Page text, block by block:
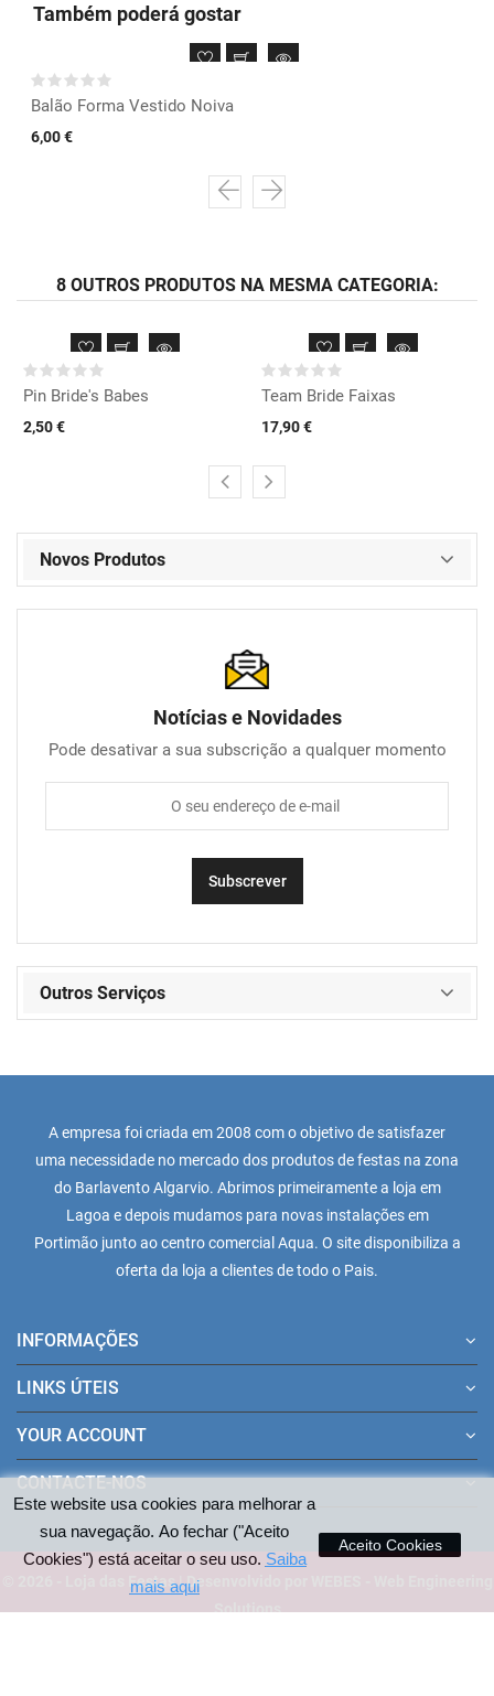
Este website usa cookies para melhorar a
sua navegação. Ao fechar ("Aceito
Cookies") está aceitar o seu uso. Saiba
mais aqui
Aceito Cookies
Também poderá gostar
Balão Forma Vestido Noiva
6,00 €
8 OUTROS PRODUTOS NA MESMA CATEGORIA:
Pin Bride's Babes
2,50 €
Team Bride Faixas
17,90 €
Novos Produtos
Notícias e Novidades
Pode desativar a sua subscrição a qualquer momento
Outros Serviços
A empresa foi criada em 2008 com o objetivo de satisfazer
uma necessidade no mercado dos produtos de festas na zona
do Barlavento Algarvio. Abrimos primeiramente a loja em
Lagoa e depois mudamos para novas instalações em
Portimão junto ao centro comercial Aqua. O site disponibiliza a
oferta da loja a clientes de todo o Pais.
INFORMAÇÕES
LINKS ÚTEIS
YOUR ACCOUNT
CONTACTE-NOS
© 2026 - Loja das Festas | Desenvolvido por WEBES - Web Engineering
Solutions